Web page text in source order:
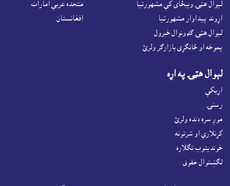
لېوال هټۍ ويبځاى کې مشهورتيا
اړوند پيداوار مشهورتيا
لېوال هټۍ ګډونوال خبرول
پموخه او ځانګړى بازارګر ولرئ
متحده عربي امارات
افغانستان
لېوال هټۍ په اړه
اړيکې
رسنۍ
موږ سره دنده ولرئ
کړنلارې او شرتونه
خونديتوب تګلاره
لګښتوال حقوق